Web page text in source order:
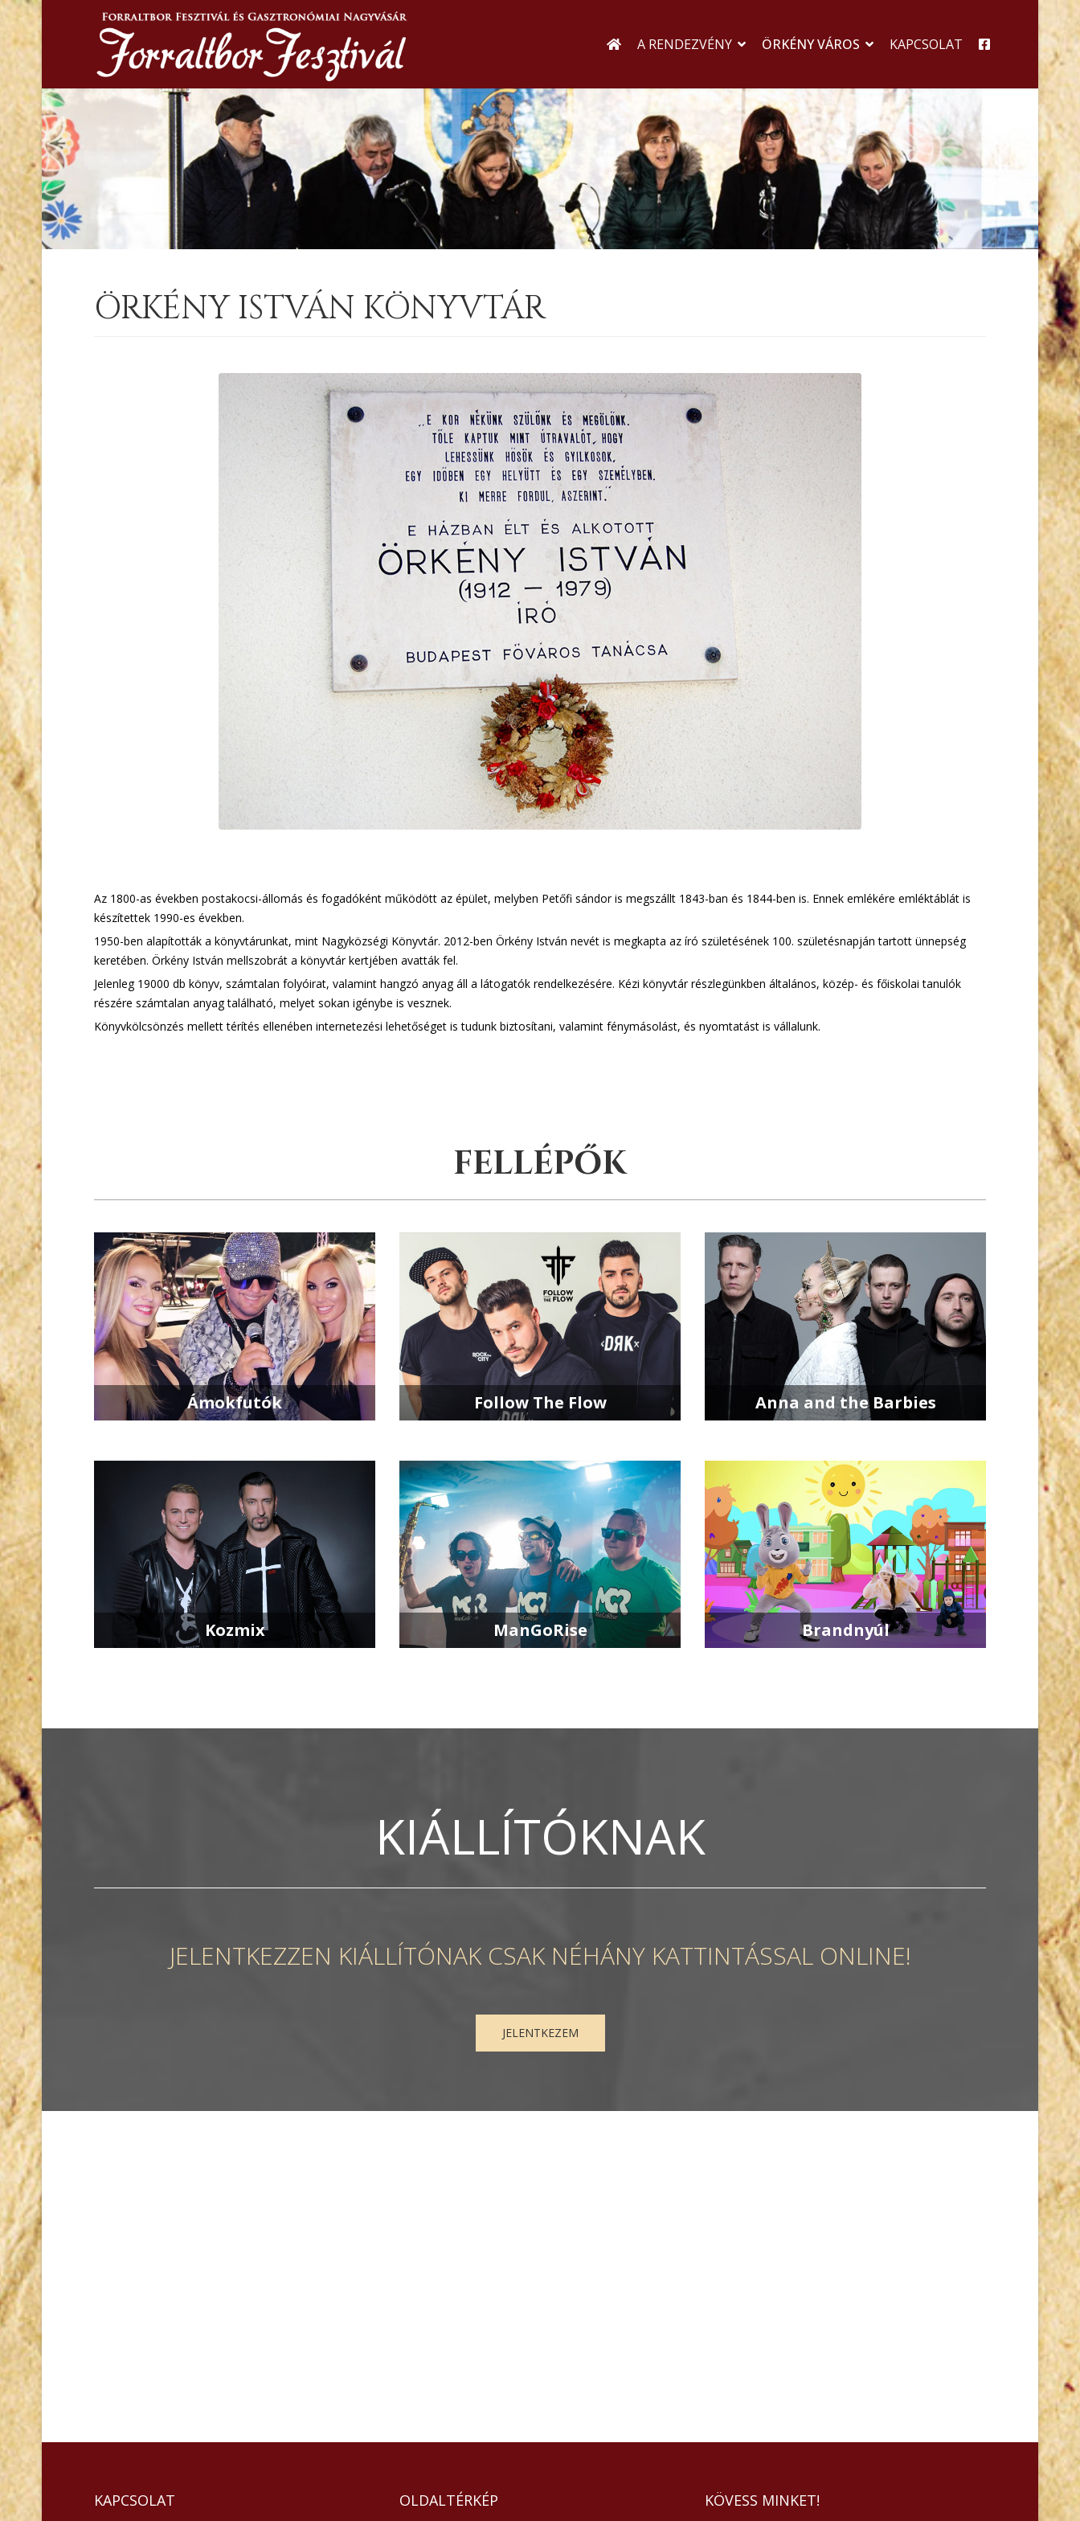
A RENDEZVÉNY ÖRKÉNY VÁROS KAPCSOLAT
ÖRKÉNY ISTVÁN KÖNYVTÁR
Az 1800-as években postakocsi-állomás és fogadóként működött az épület, melyben Petőfi sándor is megszállt 1843-ban és 1844-ben is. Ennek emlékére emléktáblát is
készítettek 1990-es években.
1950-ben alapították a könyvtárunkat, mint Nagyközségi Könyvtár. 2012-ben Örkény István nevét is megkapta az író születésének 100. születésnapján tartott ünnepség
keretében. Örkény István mellszobrát a könyvtár kertjében avatták fel.
Jelenleg 19000 db könyv, számtalan folyóirat, valamint hangzó anyag áll a látogatók rendelkezésére. Kézi könyvtár részlegünkben általános, közép- és főiskolai tanulók
részére számtalan anyag található, melyet sokan igénybe is vesznek.
Könyvkölcsönzés mellett térítés ellenében internetezési lehetőséget is tudunk biztosítani, valamint fénymásolást, és nyomtatást is vállalunk.
FELLÉPŐK
Ámokfutók Follow The Flow Anna and the Barbies
Kozmix ManGoRise Brandnyúl
KIÁLLÍTÓKNAK
JELENTKEZZEN KIÁLLÍTÓNAK CSAK NÉHÁNY KATTINTÁSSAL ONLINE!
JELENTKEZEM
KAPCSOLAT OLDALTÉRKÉP KÖVESS MINKET!